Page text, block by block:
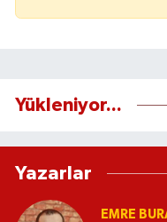
Yükleniyor...
Yazarlar
EMRE